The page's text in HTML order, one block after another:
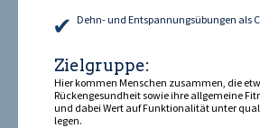
Dehn- und Entspannungsübungen als
Zielgruppe:
Hier kommen Menschen zusammen, die
Rückengesundheit sowie ihre allgemeine
und dabei Wert auf Funktionalität unter
legen.